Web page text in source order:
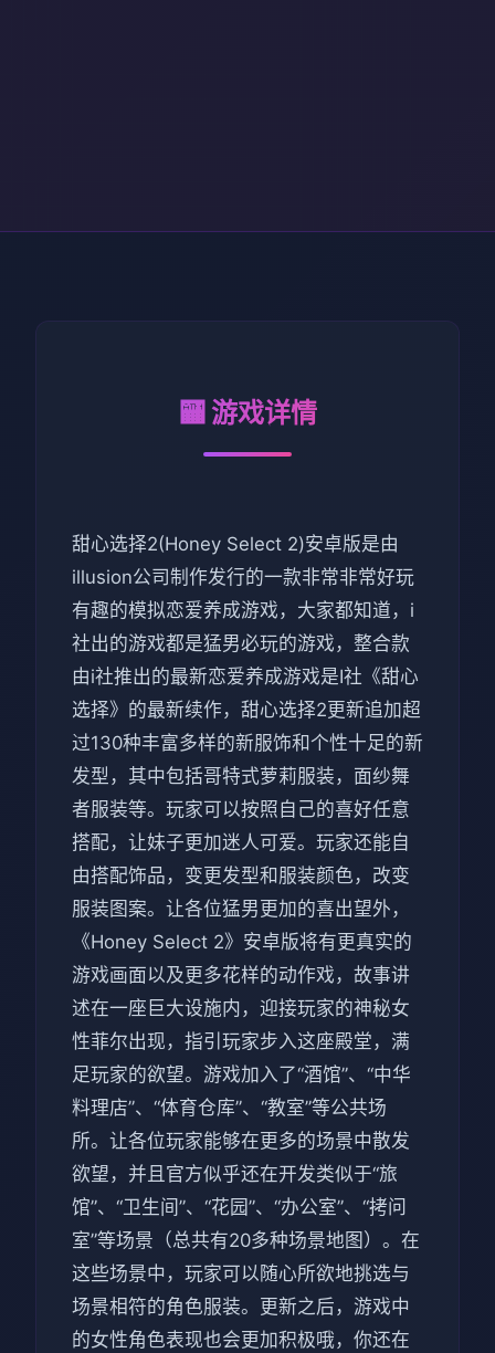
🏧 游戏详情
甜心选择2(Honey Select 2)安卓版是由
illusion公司制作发行的一款非常非常好玩
有趣的模拟恋爱养成游戏，大家都知道，i
社出的游戏都是猛男必玩的游戏，整合款
由i社推出的最新恋爱养成游戏是I社《甜心
选择》的最新续作，甜心选择2更新追加超
过130种丰富多样的新服饰和个性十足的新
发型，其中包括哥特式萝莉服装，面纱舞
者服装等。玩家可以按照自己的喜好任意
搭配，让妹子更加迷人可爱。玩家还能自
由搭配饰品，变更发型和服装颜色，改变
服装图案。让各位猛男更加的喜出望外，
《Honey Select 2》安卓版将有更真实的
游戏画面以及更多花样的动作戏，故事讲
述在一座巨大设施内，迎接玩家的神秘女
性菲尔出现，指引玩家步入这座殿堂，满
足玩家的欲望。游戏加入了“酒馆”、“中华
料理店”、“体育仓库”、“教室”等公共场
所。让各位玩家能够在更多的场景中散发
欲望，并且官方似乎还在开发类似于“旅
馆”、“卫生间”、“花园”、“办公室”、“拷问
室”等场景（总共有20多种场景地图）。在
这些场景中，玩家可以随心所欲地挑选与
场景相符的角色服装。更新之后，游戏中
的女性角色表现也会更加积极哦，你还在